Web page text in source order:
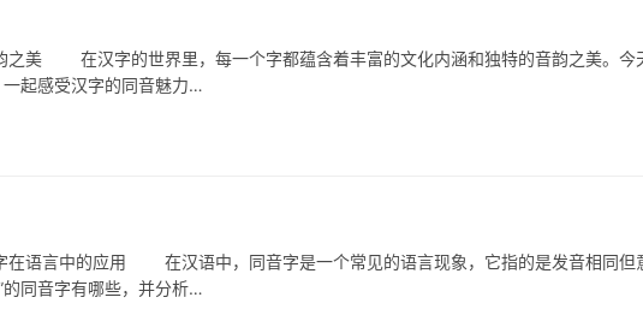
美 在汉字的世界里，每一个字都蕴含着丰富的文化内涵和独特的音韵之美。今
一起感受汉字的同音魅力…
语言中的应用 在汉语中，同音字是一个常见的语言现象，它指的是发音相同但
的同音字有哪些，并分析…